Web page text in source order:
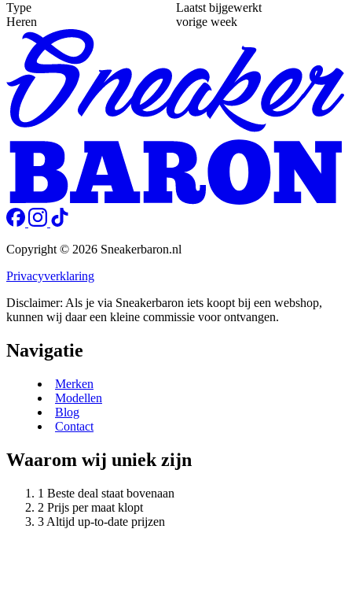
Type
Heren
Laatst bijgewerkt
vorige week
Copyright © 2026 Sneakerbaron.nl
Privacyverklaring
Disclaimer: Als je via Sneakerbaron iets koopt bij een webshop,
kunnen wij daar een kleine commissie voor ontvangen.
Navigatie
Merken
Modellen
Blog
Contact
Waarom wij uniek zijn
Beste deal staat bovenaan
Prijs per maat klopt
Altijd up-to-date prijzen